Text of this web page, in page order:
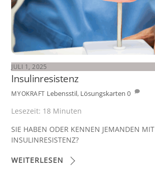
JULI 1, 2025
Insulinresistenz
MYOKRAFT Lebensstil, Lösungskarten 0
Lesezeit: 18 Minuten
SIE HABEN ODER KENNEN JEMANDEN MIT
INSULINRESISTENZ?
WEITERLESEN